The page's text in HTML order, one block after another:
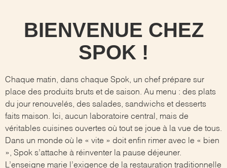
BIENVENUE CHEZ
SPOK !
Chaque matin, dans chaque Spok, un chef prépare sur
place des produits bruts et de saison. Au menu : des plats
du jour renouvelés, des salades, sandwichs et desserts
faits maison. Ici, aucun laboratoire central, mais de
véritables cuisines ouvertes où tout se joue à la vue de tous.
Dans un monde où le « vite » doit enfin rimer avec le « bien
», Spok s’attache à réinventer la pause déjeuner.
L’enseigne marie l’exigence de la restauration traditionnelle